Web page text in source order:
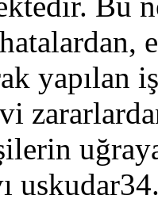
yapılan